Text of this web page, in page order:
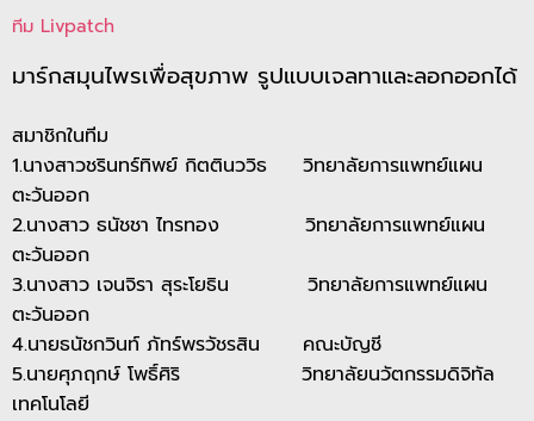
ทีม Livpatch
มาร์กสมุนไพรเพื่อสุขภาพ รูปแบบเจลทาและลอกออกได้
สมาชิกในทีม
1.นางสาวชรินทร์ทิพย์ กิตตินววิธ วิทยาลัยการแพทย์แผน
ตะวันออก
2.นางสาว ธนัชชา ไทรทอง วิทยาลัยการแพทย์แผน
ตะวันออก
3.นางสาว เจนจิรา สุระโยธิน วิทยาลัยการแพทย์แผน
ตะวันออก
4.นายธนัชกวินท์ ภัทร์พรวัชรสิน คณะบัญชี
5.นายศุภฤกษ์ โพธิ์ศิริ วิทยาลัยนวัตกรรมดิจิทัล
เทคโนโลยี